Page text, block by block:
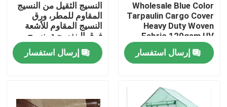
اتصل بنا
طلب اقتباس
Russian website
Wholesale Blue Color
Tarpaulin Cargo Cover
Heavy Duty Woven
Fabric 120gsm,UV
Resist Garden Cover
Sheet,Pool Fabric
إرسال استفسار
النسيج الثقيل من النسيج
المقاوم للمطر، ورق
النسيج المقاوم للأشعة
فوق البنفسجية، نسيج
غطاء الشاحنة
إرسال استفسار